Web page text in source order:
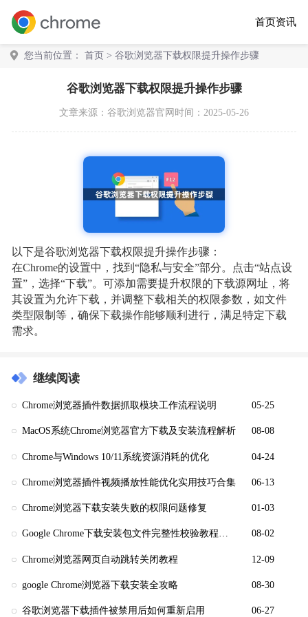
首页资讯
您当前位置： 首页 > 谷歌浏览器下载权限提升操作步骤
谷歌浏览器下载权限提升操作步骤
文章来源： 谷歌浏览器官网 时间：2025-05-26
以下是谷歌浏览器下载权限提升操作步骤：
在Chrome的设置中，找到“隐私与安全”部分。点击“站点设
置”，选择“下载”。可添加需要提升权限的下载源网址，将
其设置为允许下载，并调整下载相关的权限参数，如文件
类型限制等，确保下载操作能够顺利进行，满足特定下载
需求。
继续阅读
Chrome浏览器插件数据抓取模块工作流程说明 05-25
MacOS系统Chrome浏览器官方下载及安装流程解析 08-08
Chrome与Windows 10/11系统资源消耗的优化 04-24
Chrome浏览器插件视频播放性能优化实用技巧合集 06-13
Chrome浏览器下载安装失败的权限问题修复 01-03
Google Chrome下载安装包文件完整性校验教程及操作流程 08-02
Chrome浏览器网页自动跳转关闭教程 12-09
google Chrome浏览器下载安装全攻略 08-30
谷歌浏览器下载插件被禁用后如何重新启用 06-27